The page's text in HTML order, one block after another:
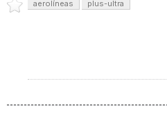
aerolíneas plus-ultra